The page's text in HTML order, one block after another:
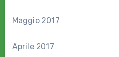
Maggio 2017
Aprile 2017